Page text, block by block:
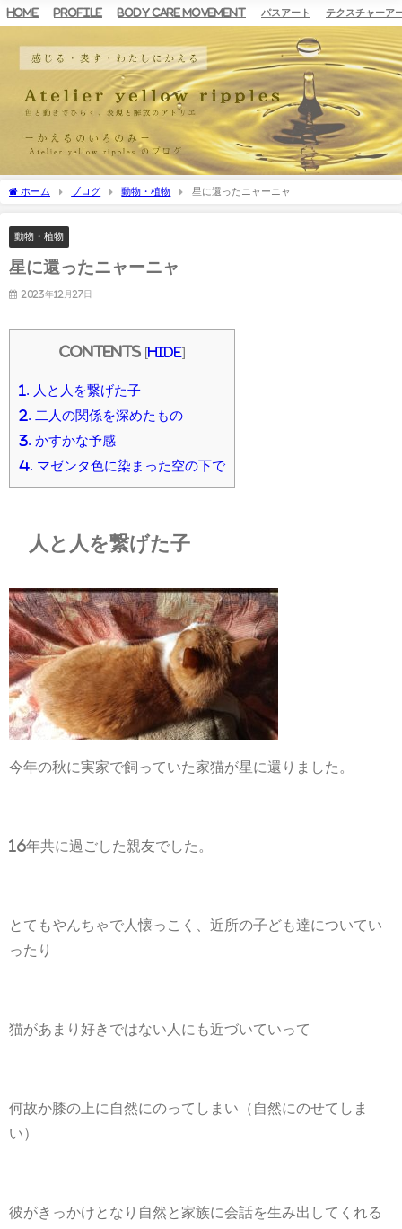
HOME Profile Body Care Movement パスアート テクスチャーア
ホーム ブログ 動物・植物 星に還ったニャーニャ
動物・植物
星に還ったニャーニャ
2023年12月27日
Contents [hide]
1. 人と人を繋げた子
2. 二人の関係を深めたもの
3. かすかな予感
4. マゼンタ色に染まった空の下で
人と人を繋げた子
今年の秋に実家で飼っていた家猫が星に還りました。
16年共に過ごした親友でした。
とてもやんちゃで人懐っこく、近所の子ども達についてい
ったり
猫があまり好きではない人にも近づいていって
何故か膝の上に自然にのってしまい（自然にのせてしま
い）
彼がきっかけとなり自然と家族に会話を生み出してくれる